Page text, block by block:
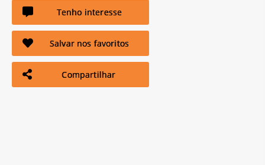
Tenho interesse
Salvar nos favoritos
Compartilhar